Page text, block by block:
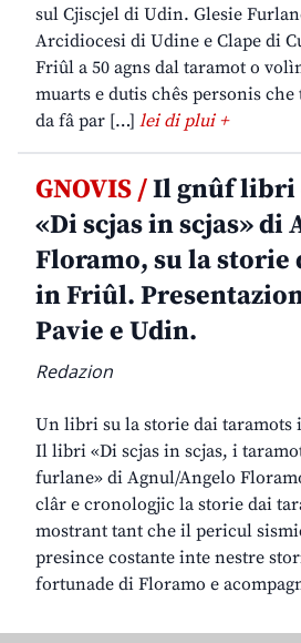
sul Cjiscjel di Udin. Glesie
Arcidiocesi di Udine e Clape di
Friûl a 50 agns dal taramot o
muarts e dutis chês personis che
da fâ par […] lei di plui +
GNOVIS /Il gnûf libri
«Di scjas in scjas» di
Floramo, su la storie
in Friûl.
Pavie e Udin.
Redazion
Un libri su la storie dai taramots
Il libri «Di scjas in scjas, i
furlane» di Agnul/Angelo
clâr e cronologjic la storie dai
mostrant tant che il pericul
presince costante inte nestre
fortunade di Floramo e